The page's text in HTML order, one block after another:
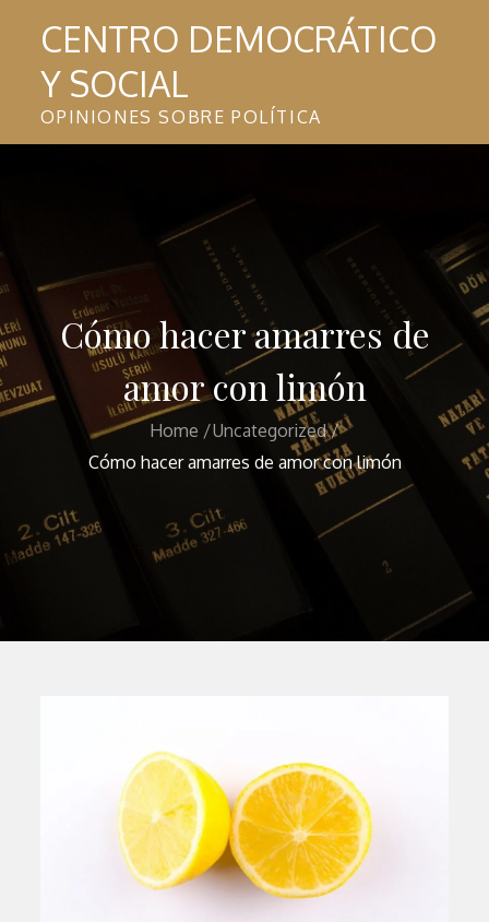
content
CENTRO DEMOCRÁTICO
Y SOCIAL
OPINIONES SOBRE POLÍTICA
Cómo hacer amarres de
amor con limón
Home
Uncategorized
Cómo hacer amarres de amor con limón